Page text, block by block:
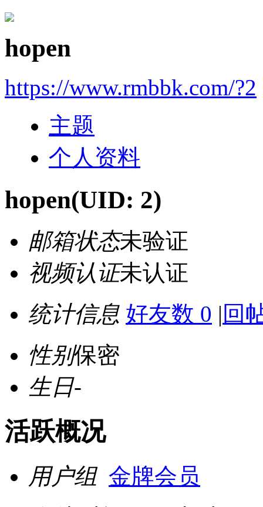
hopen
https://www.rmbbk.com/?2
主题
个人资料
hopen(UID: 2)
邮箱状态未验证
视频认证未认证
统计信息 好友数 0 | 回
性别保密
生日-
活跃概况
用户组 金牌会员